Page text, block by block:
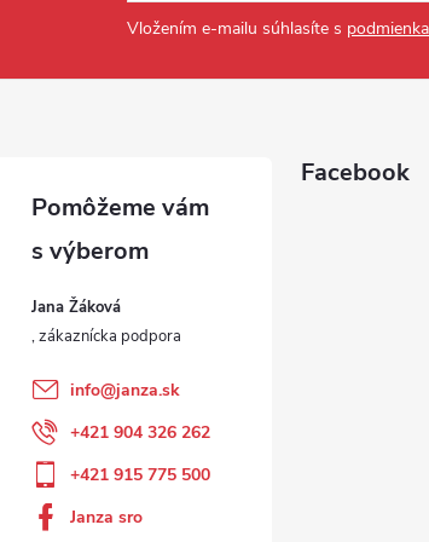
Vložením e-mailu súhlasíte s
Jana Žáková
info@janza.sk
+421 904 326 262
+421 915 775 500
Janza sro
Facebook